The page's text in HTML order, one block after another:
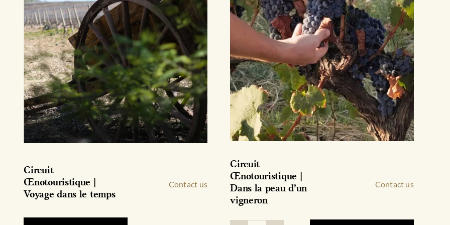
produit
produit
Circuit
Œnotouristique |
Voyage dans le temps
Contact us
Circuit
Œnotouristique |
Dans la peau d’un
vigneron
Contact us